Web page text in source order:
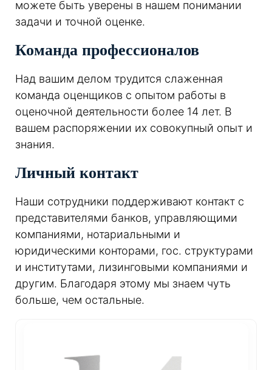
можете быть уверены в нашем понимании
задачи и точной оценке.
Команда профессионалов
Над вашим делом трудится слаженная
команда оценщиков с опытом работы в
оценочной деятельности более 14 лет. В
вашем распоряжении их совокупный опыт и
знания.
Личный контакт
Наши сотрудники поддерживают контакт с
представителями банков, управляющими
компаниями, нотариальными и
юридическими конторами, гос. структурами
и институтами, лизинговыми компаниями и
другим. Благодаря этому мы знаем чуть
больше, чем остальные.